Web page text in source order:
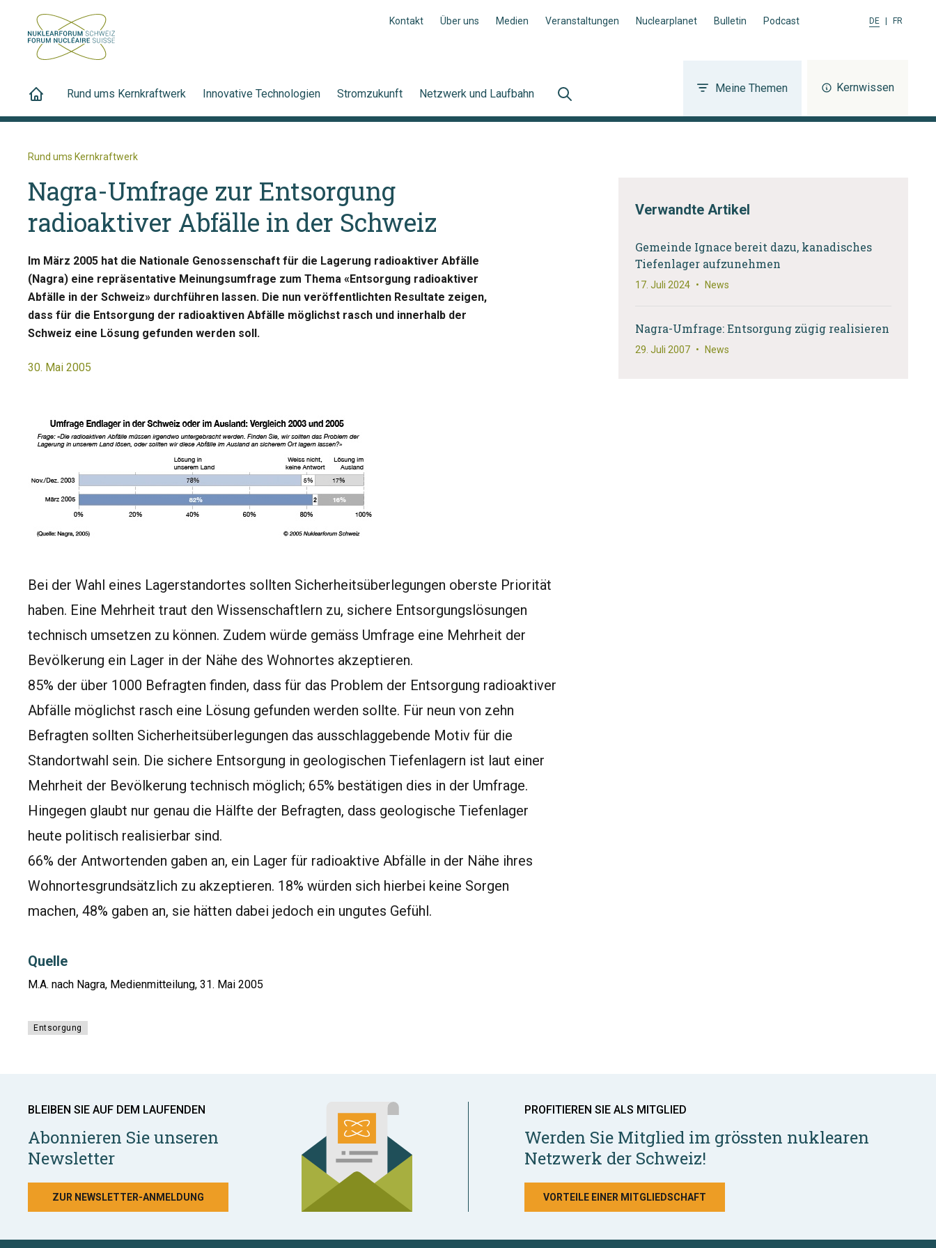
Kontakt Über uns Medien Veranstaltungen Nuclearplanet Bulletin Podcast DE FR
Rund ums Kernkraftwerk Innovative Technologien Stromzukunft Netzwerk und Laufbahn Meine Themen Kernwissen
Rund ums Kernkraftwerk
Nagra-Umfrage zur Entsorgung
radioaktiver Abfälle in der Schweiz
Im März 2005 hat die Nationale Genossenschaft für die Lagerung radioaktiver Abfälle
(Nagra) eine repräsentative Meinungsumfrage zum Thema «Entsorgung radioaktiver
Abfälle in der Schweiz» durchführen lassen. Die nun veröffentlichten Resultate zeigen,
dass für die Entsorgung der radioaktiven Abfälle möglichst rasch und innerhalb der
Schweiz eine Lösung gefunden werden soll.
30. Mai 2005
Bei der Wahl eines Lagerstandortes sollten Sicherheitsüberlegungen oberste Priorität
haben. Eine Mehrheit traut den Wissenschaftlern zu, sichere Entsorgungslösungen
technisch umsetzen zu können. Zudem würde gemäss Umfrage eine Mehrheit der
Bevölkerung ein Lager in der Nähe des Wohnortes akzeptieren.
85% der über 1000 Befragten finden, dass für das Problem der Entsorgung radioaktiver
Abfälle möglichst rasch eine Lösung gefunden werden sollte. Für neun von zehn
Befragten sollten Sicherheitsüberlegungen das ausschlaggebende Motiv für die
Standortwahl sein. Die sichere Entsorgung in geologischen Tiefenlagern ist laut einer
Mehrheit der Bevölkerung technisch möglich; 65% bestätigen dies in der Umfrage.
Hingegen glaubt nur genau die Hälfte der Befragten, dass geologische Tiefenlager
heute politisch realisierbar sind.
66% der Antwortenden gaben an, ein Lager für radioaktive Abfälle in der Nähe ihres
Wohnortesgrundsätzlich zu akzeptieren. 18% würden sich hierbei keine Sorgen
machen, 48% gaben an, sie hätten dabei jedoch ein ungutes Gefühl.
Quelle
M.A. nach Nagra, Medienmitteilung, 31. Mai 2005
Entsorgung
Verwandte Artikel
Gemeinde Ignace bereit dazu, kanadisches
Tiefenlager aufzunehmen
17. Juli 2024 • News
Nagra-Umfrage: Entsorgung zügig realisieren
29. Juli 2007 • News
BLEIBEN SIE AUF DEM LAUFENDEN
Abonnieren Sie unseren
Newsletter
ZUR NEWSLETTER-ANMELDUNG
PROFITIEREN SIE ALS MITGLIED
Werden Sie Mitglied im grössten nuklearen
Netzwerk der Schweiz!
VORTEILE EINER MITGLIEDSCHAFT